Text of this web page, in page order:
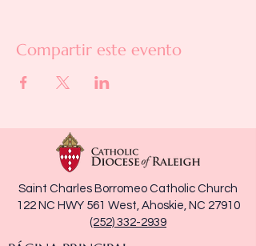
Compartir este evento
Saint Charles Borromeo Catholic Church
122 NC HWY 561 West, Ahoskie, NC 27910
(252) 332-2939